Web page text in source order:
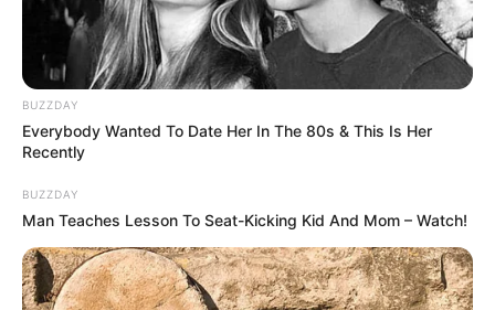
BUZZDAY
Everybody Wanted To Date Her In The 80s & This Is Her
Recently
BUZZDAY
Man Teaches Lesson To Seat-Kicking Kid And Mom – Watch!